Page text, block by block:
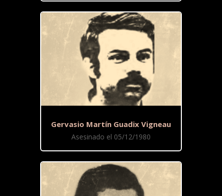
Gervasio Martín Guadix Vigneau
Asesinado el 05/12/1980